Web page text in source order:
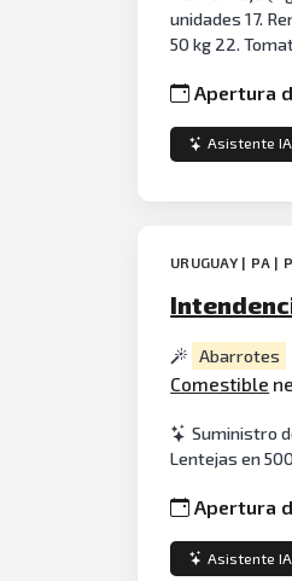
unidades 17.
50 kg 22.
Apertura
Asistente IA
URUGUAY | PA |
Abarrotes
Comestible
Suministro
Lentejas en
Apertura
Asistente IA